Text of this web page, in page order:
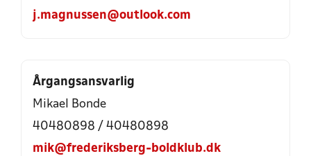
j.magnussen@outlook.com
Årgangsansvarlig
Mikael Bonde
40480898 / 40480898
mik@frederiksberg-boldklub.dk